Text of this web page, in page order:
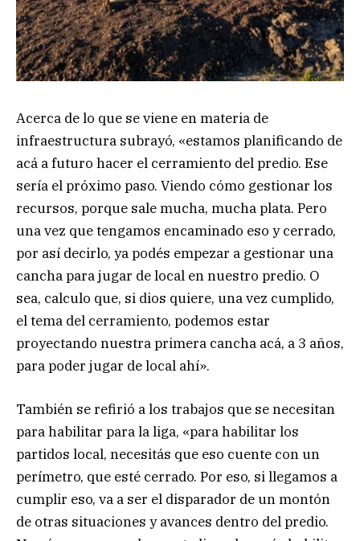
Acerca de lo que se viene en materia de
infraestructura subrayó, «estamos planificando de
acá a futuro hacer el cerramiento del predio. Ese
sería el próximo paso. Viendo cómo gestionar los
recursos, porque sale mucha, mucha plata. Pero
una vez que tengamos encaminado eso y cerrado,
por así decirlo, ya podés empezar a gestionar una
cancha para jugar de local en nuestro predio. O
sea, calculo que, si dios quiere, una vez cumplido,
el tema del cerramiento, podemos estar
proyectando nuestra primera cancha acá, a 3 años,
para poder jugar de local ahí».
También se refirió a los trabajos que se necesitan
para habilitar para la liga, «para habilitar los
partidos local, necesitás que eso cuente con un
perímetro, que esté cerrado. Por eso, si llegamos a
cumplir eso, va a ser el disparador de un montón
de otras situaciones y avances dentro del predio.